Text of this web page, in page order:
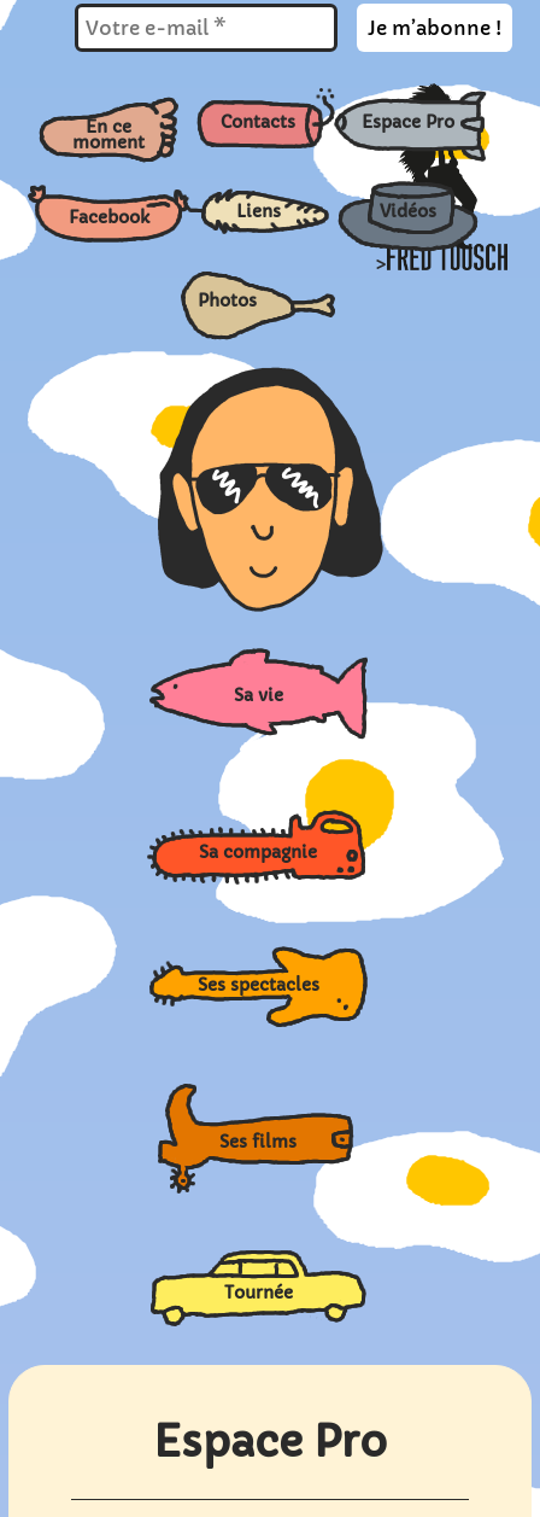
>
En ce
moment
Contacts Espace Pro
Facebook Liens Vidéos
Photos
Sa vie
Sa compagnie
Ses spectacles
Ses films
Tournée
Espace Pro